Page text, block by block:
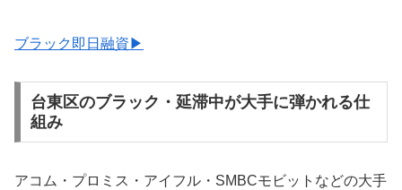
ブラック即日融資▶
台東区のブラック・延滞中が大手に弾かれる仕
組み
アコム・プロミス・アイフル・SMBCモビットなどの大手